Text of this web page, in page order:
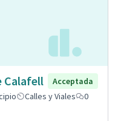
Calafell
Acceptada
Calles y Viales
0